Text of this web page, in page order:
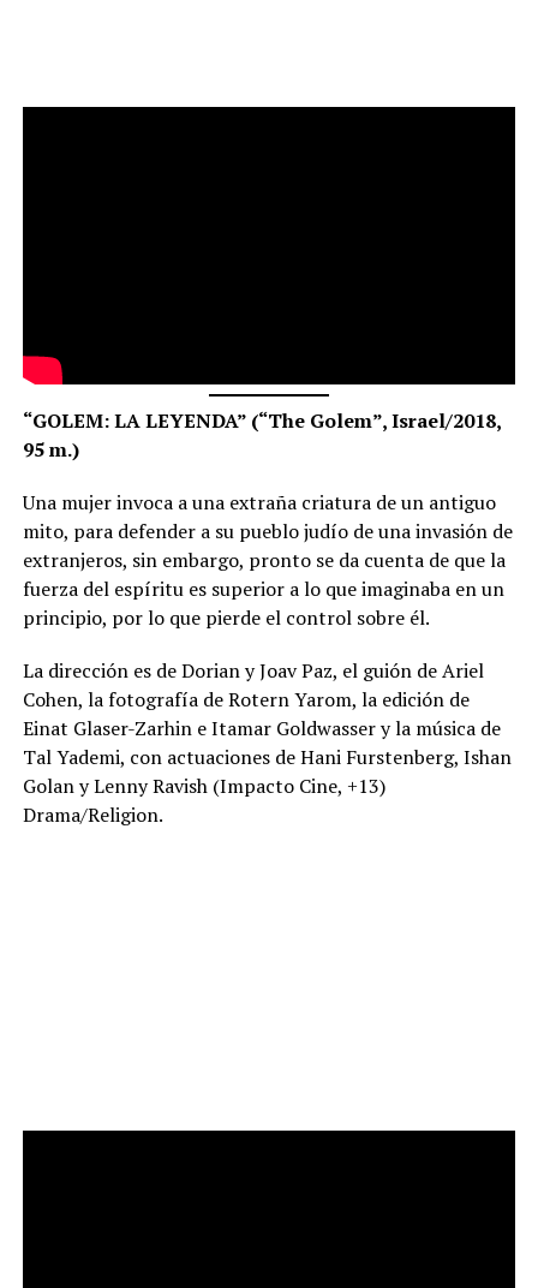
“GOLEM: LA LEYENDA” (“The Golem”, Israel/2018,
95 m.)
Una mujer invoca a una extraña criatura de un antiguo
mito, para defender a su pueblo judío de una invasión de
extranjeros, sin embargo, pronto se da cuenta de que la
fuerza del espíritu es superior a lo que imaginaba en un
principio, por lo que pierde el control sobre él.
La dirección es de Dorian y Joav Paz, el guión de Ariel
Cohen, la fotografía de Rotern Yarom, la edición de
Einat Glaser-Zarhin e Itamar Goldwasser y la música de
Tal Yademi, con actuaciones de Hani Furstenberg, Ishan
Golan y Lenny Ravish (Impacto Cine, +13)
Drama/Religion.